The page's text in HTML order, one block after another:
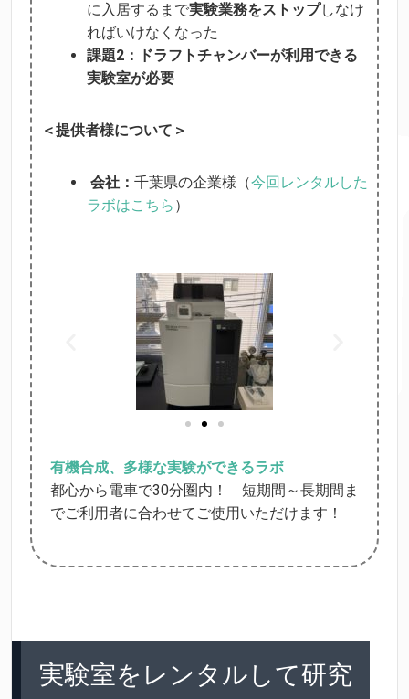
に入居するまで実験業務をストップしなけ
ればいけなくなった
課題2：
ドラフトチャンバーが利用できる
実験室が必要
＜提供者様について＞
会社： 千葉県の企業様（今回レンタルした
ラボはこちら ）
有機合成、多様な実験ができるラボ
都心から電車で30分圏内！ 短期間～長期間ま
でご利用者に合わせてご使用いただけます！
実験室をレンタルして研究